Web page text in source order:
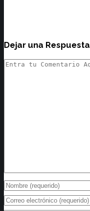
Dejar una Respuesta